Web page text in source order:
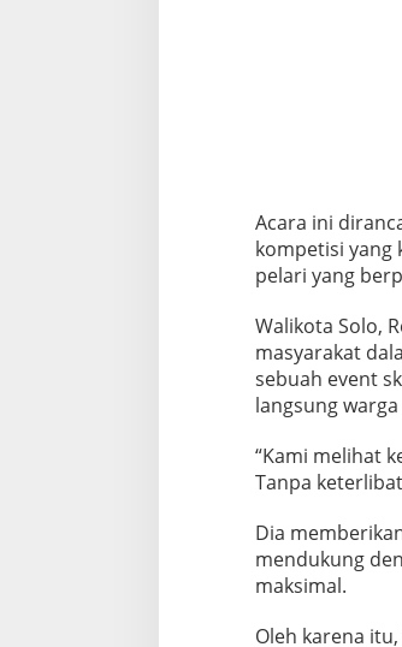
Acara ini
kompetisi yang
pelari yang
Walikota Solo,
masyarakat
sebuah event
langsung
“Kami melihat
Tanpa
Dia
mendukung
maksimal.
Oleh karena